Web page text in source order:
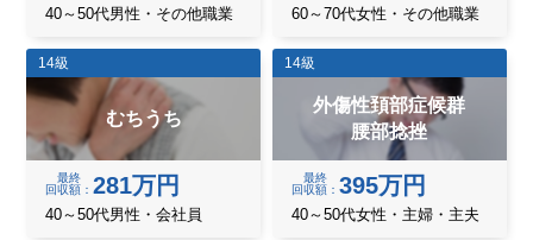
40～50代男性・その他職業 60～70代女性・その他職業
14級
むちうち
最終
回収額
281万円
40～50代男性・会社員
14級
外傷性頚部症候群
腰部捻挫
最終
回収額
395万円
40～50代女性・主婦・主夫